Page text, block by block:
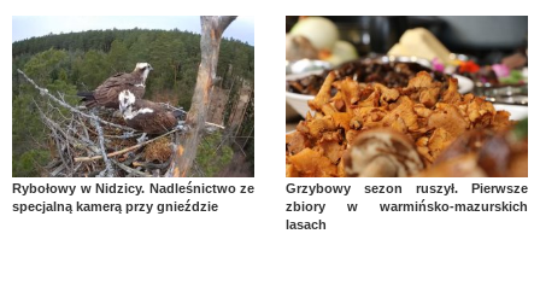
Rybołowy w Nidzicy. Nadleśnictwo ze
specjalną kamerą przy gnieździe
Grzybowy sezon ruszył. Pierwsze
zbiory w warmińsko-mazurskich
lasach